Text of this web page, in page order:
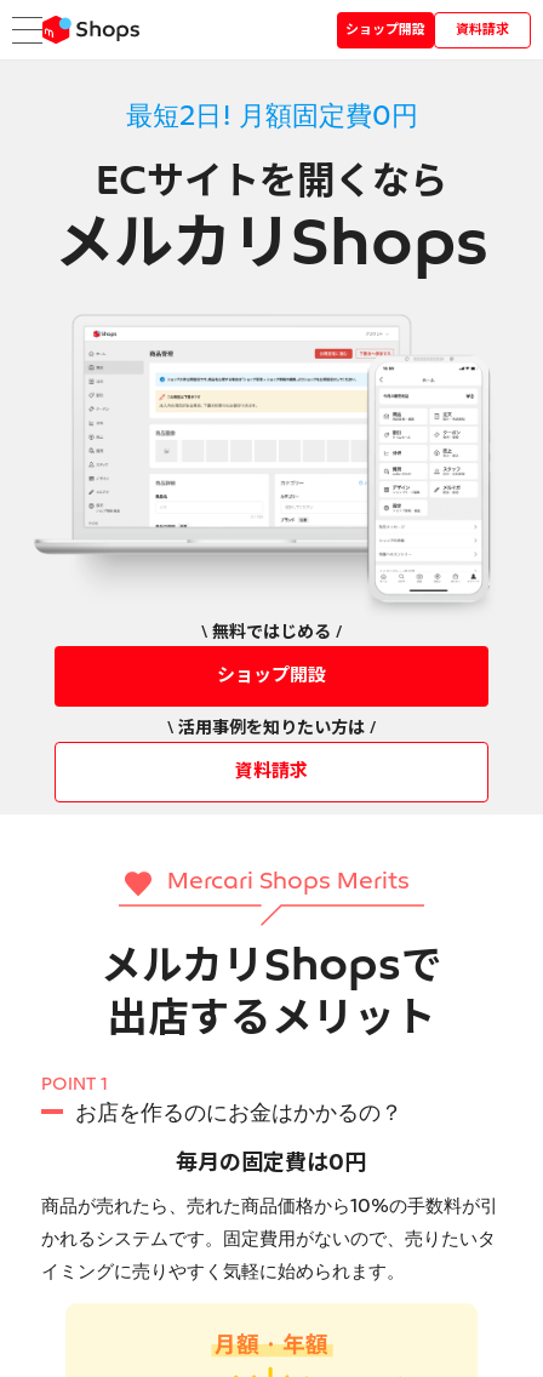
ショップ開設 資料請求
最短2日! 月額固定費0円
ECサイトを開くなら
メルカリShops
\ 無料ではじめる /
ショップ開設
\ 活用事例を知りたい方は /
資料請求
Mercari Shops Merits
メルカリShopsで
出店するメリット
POINT 1
お店を作るのにお金はかかるの？
毎月の固定費は0円
商品が売れたら、売れた商品価格から10%の手数料が引
かれるシステムです。固定費用がないので、売りたいタ
イミングに売りやすく気軽に始められます。